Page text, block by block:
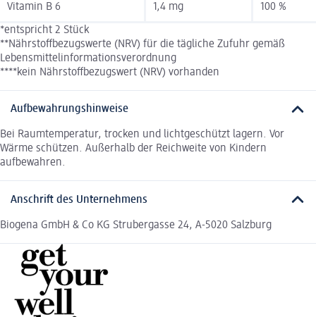
Vitamin B 6 1,4 mg 100 %
*entspricht 2 Stück
**Nährstoffbezugswerte (NRV) für die tägliche Zufuhr gemäß
Lebensmittelinformationsverordnung
****kein Nährstoffbezugswert (NRV) vorhanden
Aufbewahrungshinweise
Bei Raumtemperatur, trocken und lichtgeschützt lagern. Vor
Wärme schützen. Außerhalb der Reichweite von Kindern
aufbewahren.
Anschrift des Unternehmens
Biogena GmbH & Co KG Strubergasse 24, A-5020 Salzburg